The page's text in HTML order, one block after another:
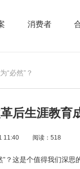
消费者
“必然”？
后生涯教育
11:40 阅读：518
这是个值得我们深思的